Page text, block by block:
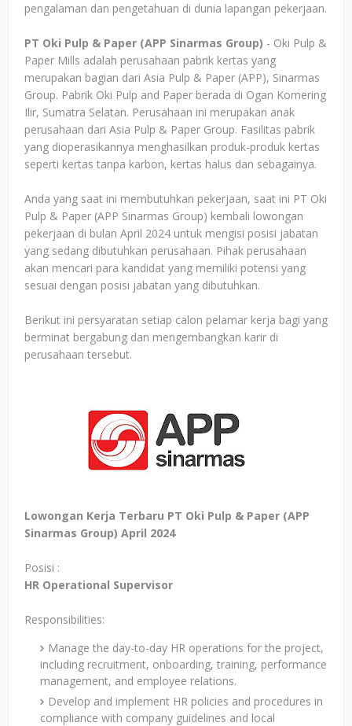
pengalaman dan pengetahuan di dunia lapangan pekerjaan.
PT Oki Pulp & Paper (APP Sinarmas Group) - Oki Pulp &
Paper Mills adalah perusahaan pabrik kertas yang
merupakan bagian dari Asia Pulp & Paper (APP), Sinarmas
Group. Pabrik Oki Pulp and Paper berada di Ogan Komering
Ilir, Sumatra Selatan. Perusahaan ini merupakan anak
perusahaan dari Asia Pulp & Paper Group. Fasilitas pabrik
yang dioperasikannya menghasilkan produk-produk kertas
seperti kertas tanpa karbon, kertas halus dan sebagainya.
Anda yang saat ini membutuhkan pekerjaan, saat ini PT Oki
Pulp & Paper (APP Sinarmas Group) kembali lowongan
pekerjaan di bulan April 2024 untuk mengisi posisi jabatan
yang sedang dibutuhkan perusahaan. Pihak perusahaan
akan mencari para kandidat yang memiliki potensi yang
sesuai dengan posisi jabatan yang dibutuhkan.
Berikut ini persyaratan setiap calon pelamar kerja bagi yang
berminat bergabung dan mengembangkan karir di
perusahaan tersebut.
Lowongan Kerja Terbaru PT Oki Pulp & Paper (APP
Sinarmas Group) April 2024
Posisi :
HR Operational Supervisor
Responsibilities:
Manage the day-to-day HR operations for the project,
including recruitment, onboarding, training, performance
management, and employee relations.
Develop and implement HR policies and procedures in
compliance with company guidelines and local